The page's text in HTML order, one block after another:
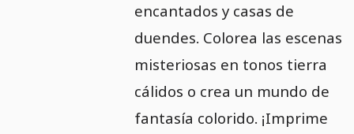
encantados y casas de
duendes. Colorea las escenas
misteriosas en tonos tierra
cálidos o crea un mundo de
fantasía colorido. ¡Imprime